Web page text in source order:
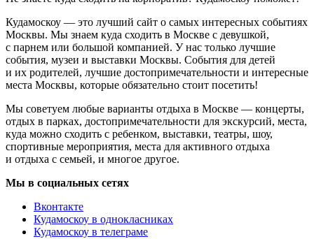
Кудамоскоу — это лучший сайт о самых интересных событиях
Москвы. Мы знаем куда сходить в Москве с девушкой,
с парнем или большой компанией. У нас только лучшие
события, музеи и выставки Москвы. События для детей
и их родителей, лучшие достопримечательности и интересные
места Москвы, которые обязательно стоит посетить!
Мы советуем любые варианты отдыха в Москве — концерты,
отдых в парках, достопримечательности для экскурсий, места,
куда можно сходить с ребенком, выставки, театры, шоу,
спортивные мероприятия, места для активного отдыха
и отдыха с семьей, и многое другое.
Мы в социальных сетях
Вконтакте
Кудамоскоу в однокласниках
Кудамоскоу в телеграме